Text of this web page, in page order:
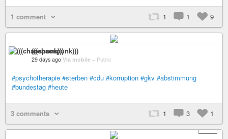
1 comment 1 1 9
(((chaospunk)))
29 days ago Via mobile – Public
#psychotherapie #sterben #cdu #korruption #gkv #abstimmung
#bundestag #heute
3 comments 1 3
1
+ 1